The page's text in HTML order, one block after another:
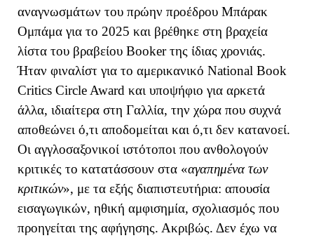
αναγνωσμάτων του πρώην προέδρου Μπάρακ
Ομπάμα για το 2025 και βρέθηκε στη βραχεία
λίστα του βραβείου Bookerτης ίδιας χρονιάς.
Ήταν φιναλίστ για το αμερικανικό National Book
Critics Circle Award και υποψήφιο για αρκετά
άλλα, ιδιαίτερα στη Γαλλία, την χώρα που συχνά
αποθεώνει ό,τι αποδομείται και ό,τι δεν κατανοεί.
Οι αγγλοσαξονικοί ιστότοποι που ανθολογούν
κριτικές το κατατάσσουν στα «αγαπημένα των
κριτικών», με τα εξής διαπιστευτήρια: απουσία
εισαγωγικών, ηθική αμφισημία, σχολιασμός που
προηγείται της αφήγησης. Ακριβώς. Δεν έχω να